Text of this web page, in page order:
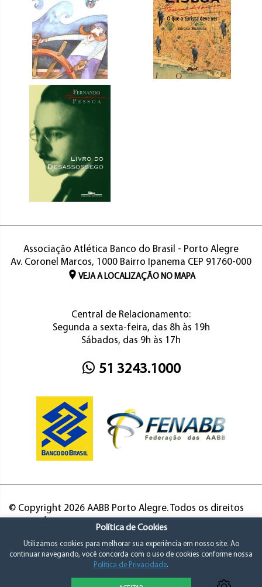
Associação Atlética Banco do Brasil - Porto Alegre
Av. Coronel Marcos, 1000 Bairro Ipanema CEP 91760-000
VEJA A LOCALIZAÇÃO NO MAPA
Central de Relacionamento:
Segunda a sexta-feira, das 8h às 19h
Sábados, das 9h às 17h
51 3243.1000
© Copyright 2026 AABB Porto Alegre. Todos os direitos
Política de Cookies
Utilizamos cookies para melhorar sua experiência em nosso site. Ao
continuar navegando, você concorda com o uso de cookies conforme nossa
Política de Privacidade.